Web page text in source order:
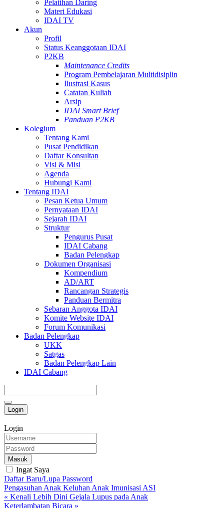
Pelatihan Daring
Materi Edukasi
IDAI TV
Akun
Profil
Status Keanggotaan IDAI
P2KB
Maintenance Credits
Program Pembelajaran Multidisiplin
Ilustrasi Kasus
Catatan Kuliah
Arsip
IDAI Smart Brief
Panduan P2KB
Kolegium
Tentang Kami
Pusat Pendidikan
Daftar Konsultan
Visi & Misi
Agenda
Hubungi Kami
Tentang IDAI
Pesan Ketua Umum
Pernyataan IDAI
Sejarah IDAI
Struktur
Pengurus Pusat
IDAI Cabang
Badan Pelengkap
Dokumen Organisasi
Kompendium
AD/ART
Rancangan Strategis
Panduan Bermitra
Sebaran Anggota IDAI
Komite Website IDAI
Forum Komunikasi
Badan Pelengkap
UKK
Satgas
Badan Pelengkap Lain
IDAI Cabang
Login
Login
Masuk
Ingat Saya
Daftar Baru/Lupa Password
Pengasuhan Anak Keluhan Anak Imunisasi ASI
« Kenali Lebih Dini Gejala Lupus pada Anak
Keterlambatan Bicara »